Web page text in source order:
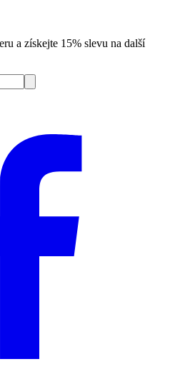
a získejte 15% slevu na další